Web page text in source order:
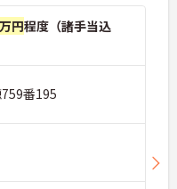
円程度（諸手当込
番195